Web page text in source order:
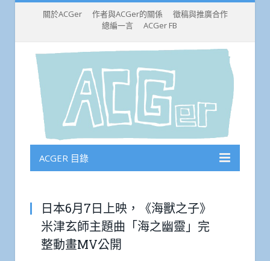
關於ACGer 作者與ACGer的關係
徵稿與推廣合作
總編一言
ACGer FB
ACGER 目錄
日本6月7日上映，《海獸之子》
米津玄師主題曲「海之幽靈」完
整動畫MV公開